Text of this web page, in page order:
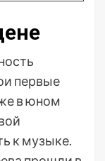
первые
в юном
к музыке.